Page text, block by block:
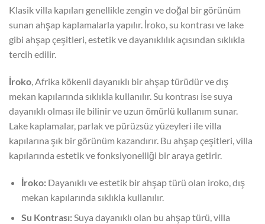
Klasik villa kapıları genellikle zengin ve doğal bir görünüm
sunan ahşap kaplamalarla yapılır. İroko, su kontrası ve lake
gibi ahşap çeşitleri, estetik ve dayanıklılık açısından sıklıkla
tercih edilir.
İroko , Afrika kökenli dayanıklı bir ahşap türüdür ve dış
mekan kapılarında sıklıkla kullanılır. Su kontrası ise suya
dayanıklı olması ile bilinir ve uzun ömürlü kullanım sunar.
Lake kaplamalar, parlak ve pürüzsüz yüzeyleri ile villa
kapılarına şık bir görünüm kazandırır. Bu ahşap çeşitleri, villa
kapılarında estetik ve fonksiyonelliği bir araya getirir.
İroko:Dayanıklı ve estetik bir ahşap türü olan iroko, dış
mekan kapılarında sıklıkla kullanılır.
Su Kontrası:Suya dayanıklı olan bu ahşap türü, villa